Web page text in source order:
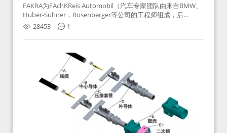
FAKRA为FAchKReis Automobil（汽车专家团队由来自BMW、
Huber-Suhner，Rosenberger等公司的工程师组成，后
Huber-Suhner相关连接器业务及技术在2010年并入
Rosenberger）缩写。起初为BMW需求用于车载收音机天线连
接，如今FAKRA已成为汽车行业通用标准的射频连接器，被业
28453 1